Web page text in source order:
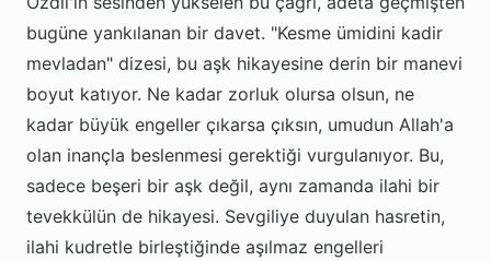
bugüne yankılanan bir davet. "Kesme ümidini kadir
mevladan" dizesi, bu aşk hikayesine derin bir manevi
boyut katıyor. Ne kadar zorluk olursa olsun, ne
kadar büyük engeller çıkarsa çıksın, umudun Allah'a
olan inançla beslenmesi gerektiği vurgulanıyor. Bu,
sadece beşeri bir aşk değil, aynı zamanda ilahi bir
tevekkülün de hikayesi. Sevgiliye duyulan hasretin,
ilahi kudretle birleştiğinde aşılmaz engelleri